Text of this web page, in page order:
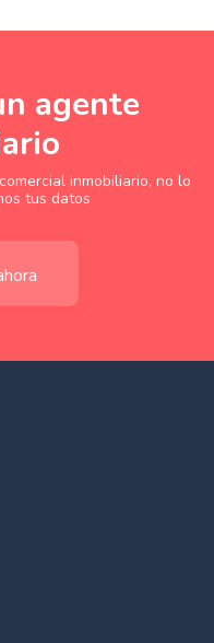
agente
inmobiliario, no lo
tus datos